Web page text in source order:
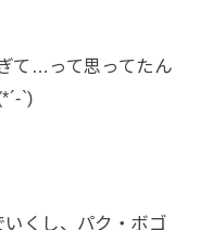
て…って思ってたん
`)
くし、パク・ボゴ